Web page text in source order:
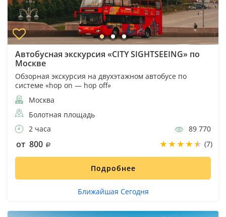
Автобусная экскурсия «CITY SIGHTSEEING» по
Москве
Обзорная экскурсия на двухэтажном автобусе по
системе «hop on — hop off»
Москва
Болотная площадь
2 часа
89 770
от 800 (7)
Подробнее
Ближайшая Сегодня